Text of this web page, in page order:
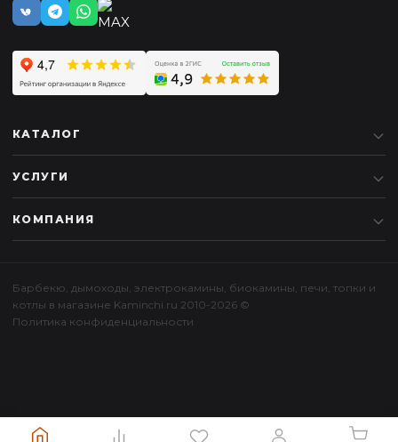
КАТАЛОГ
УСЛУГИ
КОМПАНИЯ
Барбекю, дымоходы, электрокамины, биокамины, печи, топки и
котлы в магазине Kaminchi.ru 2010-2026 ©
Политика конфиденциальности